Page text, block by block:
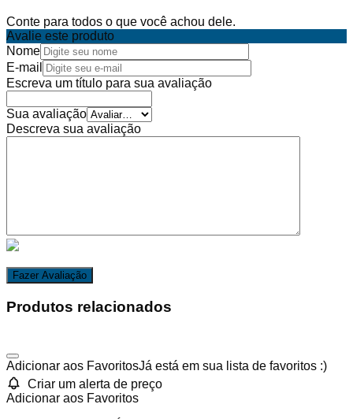
Conte para todos o que você achou dele.
Avalie este produto
Nome
E-mail
Escreva um título para sua avaliação
Sua avaliação
Descreva sua avaliação
Produtos relacionados
Adicionar aos FavoritosJá está em sua lista de favoritos :)
Criar um alerta de preço
Adicionar aos Favoritos